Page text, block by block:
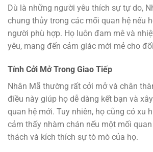
Dù là những người yêu thích sự tự do,
chung thủy trong các mối quan hệ nếu
người phù hợp. Họ luôn đam mê và
yêu, mang đến cảm giác mới mẻ cho
Tính Cởi Mở Trong Giao Tiếp
Nhân Mã thường rất cởi mở và chân
điều này giúp họ dễ dàng kết bạn và
quan hệ mới. Tuy nhiên, họ cũng có xu
cảm thấy nhàm chán nếu một mối
thách và kích thích sự tò mò của họ.